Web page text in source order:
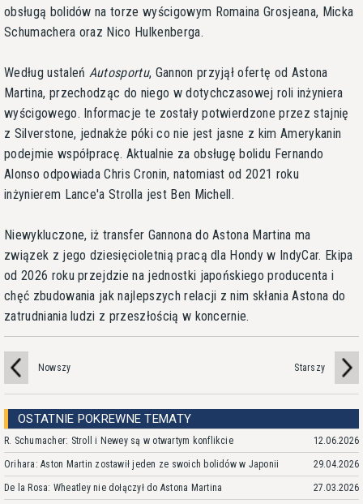
obsługą bolidów na torze wyścigowym Romaina Grosjeana, Micka
Schumachera oraz Nico Hulkenberga.
Według ustaleń Autosportu, Gannon przyjął ofertę od Astona
Martina, przechodząc do niego w dotychczasowej roli inżyniera
wyścigowego. Informacje te zostały potwierdzone przez stajnię
z Silverstone, jednakże póki co nie jest jasne z kim Amerykanin
podejmie współpracę. Aktualnie za obsługę bolidu Fernando
Alonso odpowiada Chris Cronin, natomiast od 2021 roku
inżynierem Lance'a Strolla jest Ben Michell.
Niewykluczone, iż transfer Gannona do Astona Martina ma
związek z jego dziesięcioletnią pracą dla Hondy w IndyCar. Ekipa
od 2026 roku przejdzie na jednostki japońskiego producenta i
chęć zbudowania jak najlepszych relacji z nim skłania Astona do
zatrudniania ludzi z przeszłością w koncernie.
Nowszy Starszy
OSTATNIE POKREWNE TEMATY
R. Schumacher: Stroll i Newey są w otwartym konflikcie 12.06.2026
Orihara: Aston Martin zostawił jeden ze swoich bolidów w Japonii 29.04.2026
De la Rosa: Wheatley nie dołączył do Astona Martina 27.03.2026